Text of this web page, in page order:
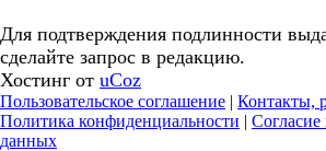
Для подтверждения подлинности
сделайте запрос в редакцию.
Хостинг от uCoz
Пользовательское соглашение | Контакты,
Политика конфиденциальности | Согласие
данных